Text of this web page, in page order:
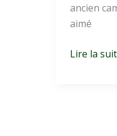
ancien
aimé
Indiana
Lire la